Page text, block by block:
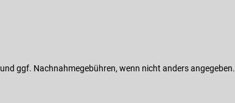
und ggf. Nachnahmegebühren, wenn nicht anders angegeben.